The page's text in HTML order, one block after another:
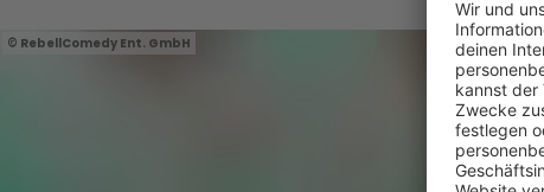
RebellComedy Ent. GmbH